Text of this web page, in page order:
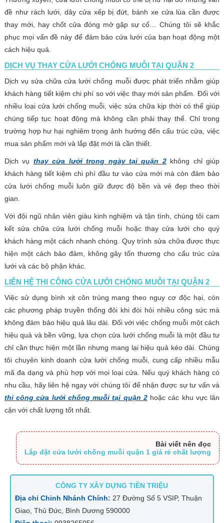
đề như rách lưới, dây cửa xếp bị đứt, bánh xe cửa lùa cần được
thay mới, hay chốt cửa đóng mở gặp sự cố… Chúng tôi sẽ khắc
phục mọi vấn đề này để đảm bảo cửa lưới của bạn hoạt động một
cách hiệu quả.
DỊCH VỤ THAY CỬA LƯỚI CHỐNG MUỖI TẠI QUẬN 2
Dịch vụ sửa chữa cửa lưới chống muỗi được phát triển nhằm giúp
khách hàng tiết kiệm chi phí so với việc thay mới sản phẩm. Đối với
nhiều loại cửa lưới chống muỗi, việc sửa chữa kịp thời có thể giúp
chúng tiếp tục hoạt động mà không cần phải thay thế. Chỉ trong
trường hợp hư hại nghiêm trọng ảnh hưởng đến cấu trúc cửa, việc
mua sản phẩm mới và lắp đặt mới là cần thiết.
Dịch vụ thay cửa lưới trong ngày tại quận 2không chỉ giúp
khách hàng tiết kiệm chi phí đầu tư vào cửa mới mà còn đảm bảo
cửa lưới chống muỗi luôn giữ được độ bền và vẻ đẹp theo thời
gian.
Với đội ngũ nhân viên giàu kinh nghiệm và tận tình, chúng tôi cam
kết sửa chữa cửa lưới chống muỗi hoặc thay cửa lưới cho quý
khách hàng một cách nhanh chóng. Quy trình sửa chữa được thực
hiện một cách bảo đảm, không gây tổn thương cho cấu trúc cửa
lưới và các bộ phận khác.
LIÊN HỆ THI CÔNG CỬA LƯỚI CHỐNG MUỖI TẠI QUẬN 2
Việc sử dụng bình xịt côn trùng mang theo nguy cơ độc hại, còn
các phương pháp truyền thống đôi khi đòi hỏi nhiều công sức mà
không đảm bảo hiệu quả lâu dài. Đối với việc chống muỗi một cách
hiệu quả và bền vững, lựa chọn cửa lưới chống muỗi là một đầu tư
chỉ cần thực hiện một lần nhưng mang lại hiệu quả kéo dài. Chúng
tôi chuyên kinh doanh cửa lưới chống muỗi, cung cấp nhiều mẫu
mã đa dạng và phù hợp với mọi loại cửa. Nếu quý khách hàng có
nhu cầu, hãy liên hệ ngay với chúng tôi để nhận được sự tư vấn và
thi công cửa lưới chống muỗi tại quận 2hoặc các khu vực lân
cận với chất lượng tốt nhất.
Bài viết nên đọc
Lắp đặt cửa lưới chống muỗi quận 1 giá rẻ chất lượng
CÔNG TY XÂY DỰNG TIỀN TRIỆU
Địa chỉ Chinh Nhánh Chính: 27 Đường Số 5 VSIP, Thuận
Giao, Thủ Đức, Bình Dương 590000